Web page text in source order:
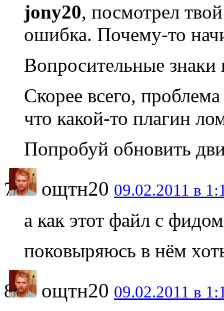
jony20, посмотрел
ошибка. Почему-то
Вопросительные
Скорее всего,
что какой-то плагин
Попробуй обновить
ощтн20 09.02.2011 в
а как этот файл с
поковыряюсь в нём
ощтн20 09.02.2011 в